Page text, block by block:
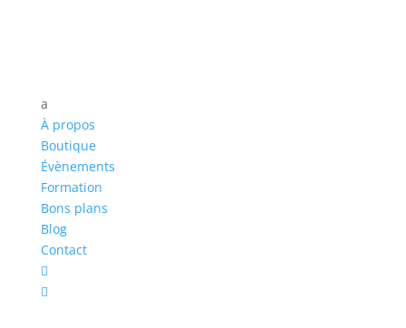
a
À propos
Boutique
Évènements
Formation
Bons plans
Blog
Contact

